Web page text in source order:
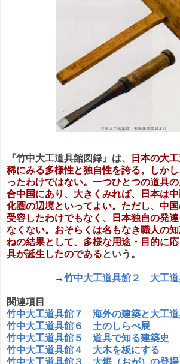
『竹中大工道具館図録』は、
日本の大
稀にみる多様性と独自性を誇る。しか
ったわけではない。一つひとつの道具
合中国にあり、大きくみれば、日本は
化圏の辺境といってよい。ただし、中
受容したわけでもなく、日本独自の発
なくない。おそらくは名もなき職人の
ねの結果として、多様な用途・目的に
具が誕生したのであるという。
→竹中大工道具館２ 大工道
関連項目
竹中大工道具館７ 海外の建築と大工
竹中大工道具館６ 土のしらべ展
竹中大工道具館５ 道具で知る建築史
竹中大工道具館４ 大木を板にする
竹中大工道具館３ 大鋸（おが）の登場